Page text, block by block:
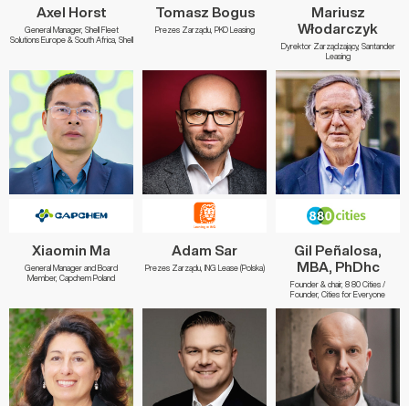
Axel Horst
General Manager, Shell Fleet
Solutions Europe & South Africa, Shell
Tomasz Bogus
Prezes Zarządu, PKO Leasing
Mariusz
Włodarczyk
Dyrektor Zarządzający, Santander
Leasing
Xiaomin Ma
General Manager and Board
Member, Capchem Poland
Adam Sar
Prezes Zarządu, ING Lease (Polska)
Gil Peñalosa,
MBA, PhDhc
Founder & chair, 8 80 Cities /
Founder, Cities for Everyone